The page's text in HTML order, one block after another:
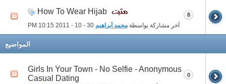
How To Wear Hijab
آخر مشاركة بواسطة محمد أبراهيم 10:15 PM
8
المواضيع
Girls In Your Town - No Selfie - Anonymous
Casual Dating
0